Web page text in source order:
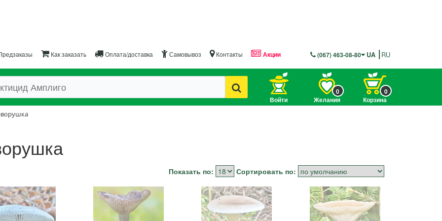
Как заказать Оплата/доставка Самовывоз Контакты Акции (067) 463-08-80 UA RU
Войти Желания
0
Корзина
0
Показать по: Сортировать по: